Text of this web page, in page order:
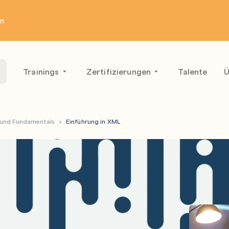
Trainings Zertifizierungen Talente
Fundamentals Einführung in XML